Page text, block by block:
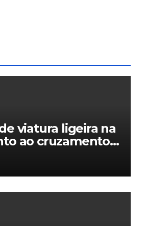
viatura ligeira na
ao cruzamento